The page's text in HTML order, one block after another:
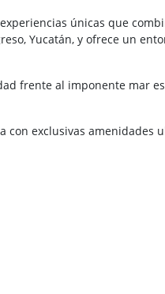
únicas que
Yucatán, y ofrece un
frente al imponente mar
con exclusivas amenidades